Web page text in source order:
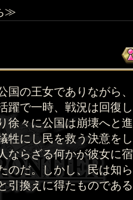
≫
の王女でありながら、
躍で一時、戦況は回復し
徐々に公国は崩壊へと進
牲にし民を救う決意をし
ならざる何かが彼女に宿
のだ。しかし、民は知ら
引換えに得たものである